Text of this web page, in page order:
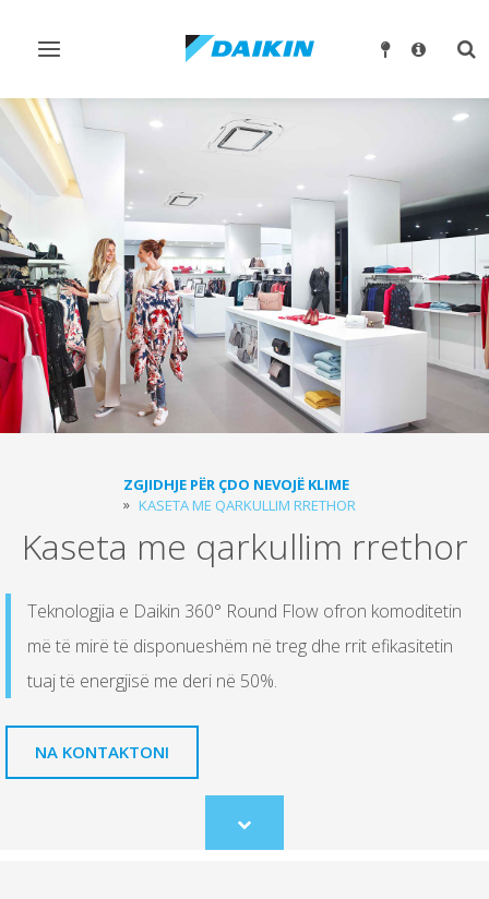
Ndrysho
ZGJIDHJE PËR ÇDO NEVOJË KLIME
KASETA ME QARKULLIM RRETHOR
Kaseta me qarkullim rrethor
Teknologjia e Daikin 360° Round Flow ofron komoditetin
më të mirë të disponueshëm në treg dhe rrit efikasitetin
tuaj të energjisë me deri në 50%.
NA KONTAKTONI
Scroll
to